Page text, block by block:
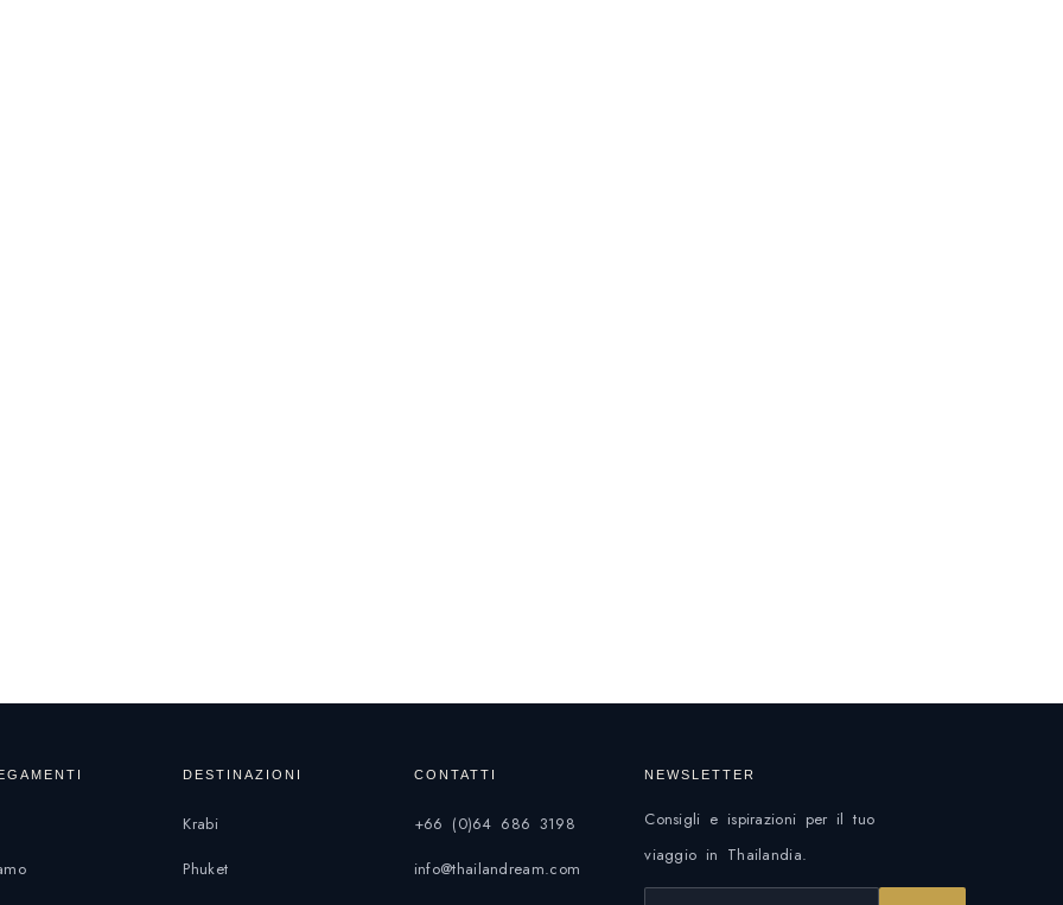
DESTINAZIONI
Krabi
Phuket
CONTATTI
+66 (0)64 686 3198
info@thailandream.com
NEWSLETTER
Consigli e ispirazioni per il tuo
viaggio in Thailandia.